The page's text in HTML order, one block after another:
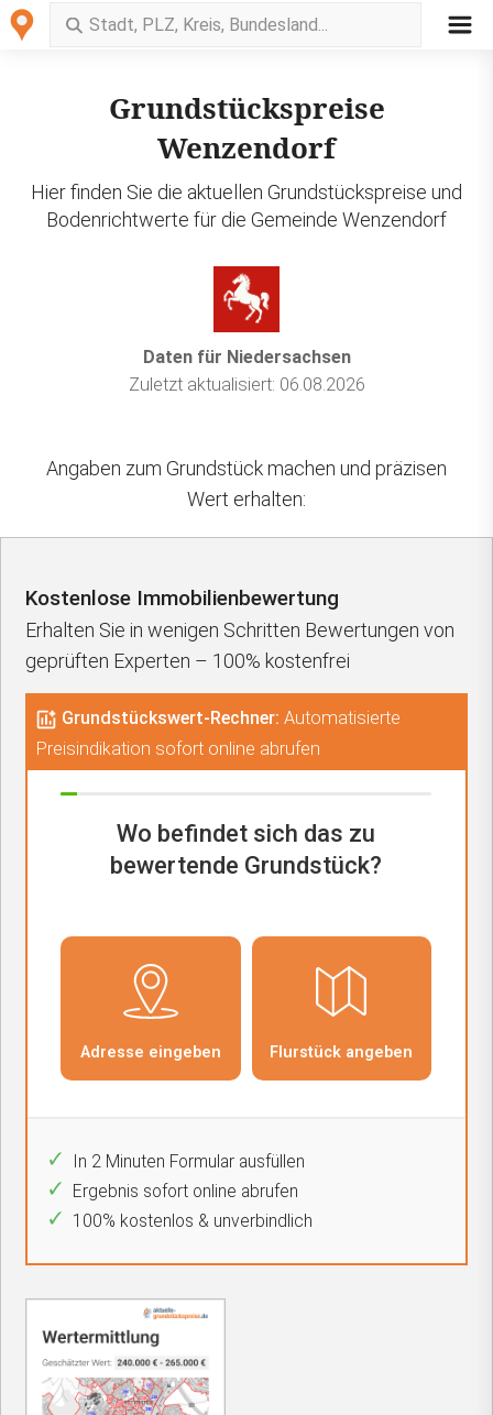
Grundstückspreise
Wenzendorf
Hier finden Sie die aktuellen Grundstückspreise und
Bodenrichtwerte für die Gemeinde Wenzendorf
Daten für Niedersachsen
Zuletzt aktualisiert: 06.08.2026
Angaben zum Grundstück machen und präzisen
Wert erhalten:
Kostenlose Immobilienbewertung
Erhalten Sie in wenigen Schritten Bewertungen von
geprüften Experten – 100% kostenfrei
Grundstückswert-Rechner: Automatisierte
Preisindikation sofort online abrufen
In 2 Minuten Formular ausfüllen
Ergebnis sofort online abrufen
100% kostenlos & unverbindlich